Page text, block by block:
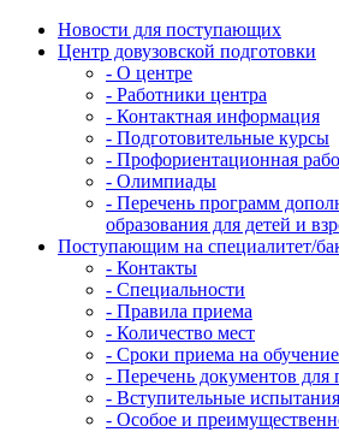
Новости для поступающих
Центр довузовской подготовки
- О центре
- Работники центра
- Контактная информация
- Подготовительные курсы
- Профориентационная
- Олимпиады
- Перечень программ
образования для детей и
Поступающим на специалитет/
- Контакты
- Специальности
- Правила приема
- Количество мест
- Сроки приема на обучение
- Перечень документов для
- Вступительные испытания
- Особое и